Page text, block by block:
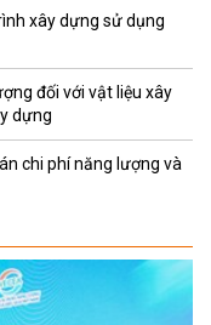
xây dựng sử dụng
đối với vật liệu xây
dựng
chi phí năng lượng và